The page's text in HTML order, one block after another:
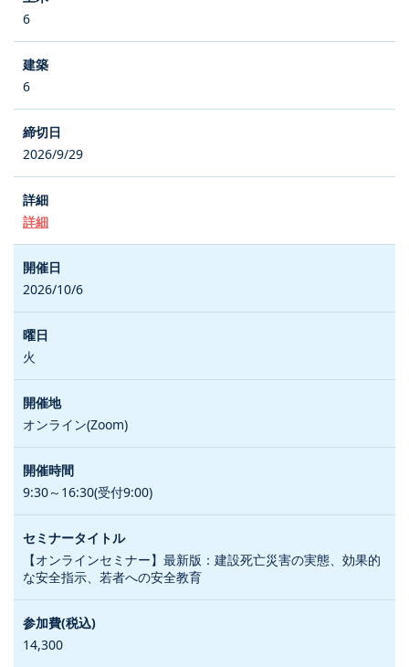
6
6
2026/9/29
詳細
2026/10/6
火
オンライン(Zoom)
9:30～16:30(受付9:00)
【オンラインセミナー】最新版：建設死亡災害の実態、効果的
な安全指示、若者への安全教育
14,300